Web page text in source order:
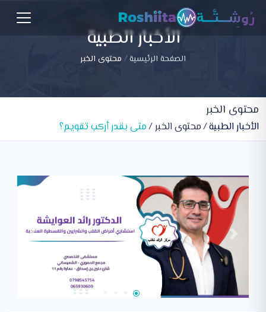
الأخبار الطبية
الصفحة الرئيسية محتوى الخبر
محتوى الخبر
الأخبار الطبية محتوى الخبر متى بقدر أركب تقويم؟
Next